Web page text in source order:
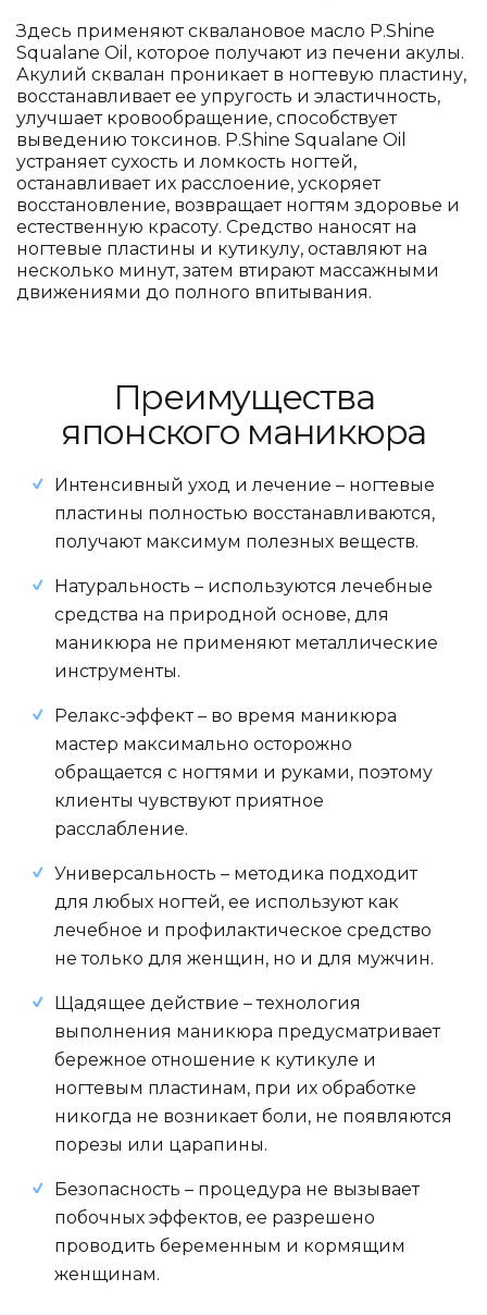
Здесь применяют сквалановое масло P.Shine
Squalane Oil, которое получают из печени акулы.
Акулий сквалан проникает в ногтевую пластину,
восстанавливает ее упругость и эластичность,
улучшает кровообращение, способствует
выведению токсинов. P.Shine Squalane Oil
устраняет сухость и ломкость ногтей,
останавливает их расслоение, ускоряет
восстановление, возвращает ногтям здоровье и
естественную красоту. Средство наносят на
ногтевые пластины и кутикулу, оставляют на
несколько минут, затем втирают массажными
движениями до полного впитывания.
Преимущества
японского маникюра
Интенсивный уход и лечение – ногтевые
пластины полностью восстанавливаются,
получают максимум полезных веществ.
Натуральность – используются лечебные
средства на природной основе, для
маникюра не применяют металлические
инструменты.
Релакс-эффект – во время маникюра
мастер максимально осторожно
обращается с ногтями и руками, поэтому
клиенты чувствуют приятное
расслабление.
Универсальность – методика подходит
для любых ногтей, ее используют как
лечебное и профилактическое средство
не только для женщин, но и для мужчин.
Щадящее действие – технология
выполнения маникюра предусматривает
бережное отношение к кутикуле и
ногтевым пластинам, при их обработке
никогда не возникает боли, не появляются
порезы или царапины.
Безопасность – процедура не вызывает
побочных эффектов, ее разрешено
проводить беременным и кормящим
женщинам.